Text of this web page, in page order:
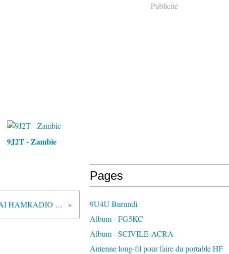
9J2T - Zambie
RELAI HAMRADIO FG/ actif
Publicité
Pages
9U4U Burundi
Album - FG5KC
Album - SCIVILE-ACRA
Antenne long-fil pour faire du portable HF